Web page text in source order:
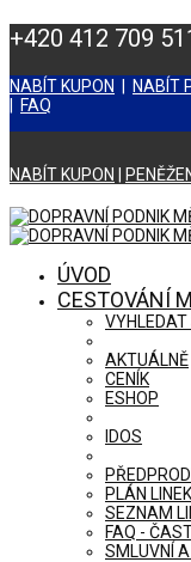
+420 412 709
NABÍT KUPON NABÍT
FAQ
NABÍT KUPON
ÚVOD
CESTOVÁNÍ
VYHLEDAT
AKTUÁLNĚ
CENÍK
ESHOP
IDOS
PLÁN
SEZNAM
FAQ -
SMLUVNÍ